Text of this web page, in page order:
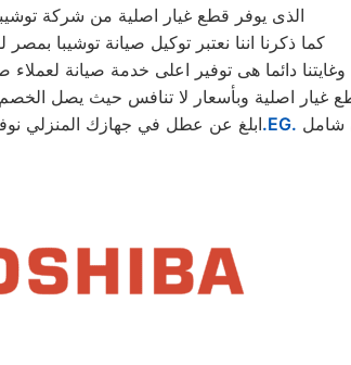
الذى يوفر قطع غيار اصلية من شركة
كما ذكرنا اننا نعتبر توكيل صيانة توشيبا بمصر
وغايتنا دائما هى توفير اعلى خدمة صيانة لعملاء
اصلية وبأسعار لا تنافس حيث يصل الخصم الى ما يصل الى
ابلغ عن عطل في جهازك المنزلي.EG. شامل